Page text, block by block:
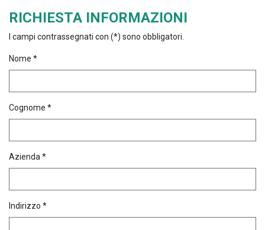
RICHIESTA INFORMAZIONI
I campi contrassegnati con (*) sono obbligatori.
Nome *
Cognome *
Azienda *
Indirizzo *